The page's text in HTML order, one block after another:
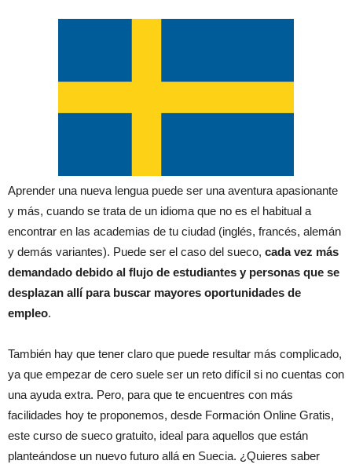
Aprender una nueva lengua puede ser una aventura apasionante
y más, cuando se trata de un idioma que no es el habitual a
encontrar en las academias de tu ciudad (inglés, francés, alemán
y demás variantes). Puede ser el caso del sueco, cada vez más
demandado debido al flujo de estudiantes y personas que se
desplazan allí para buscar mayores oportunidades de
empleo.
También hay que tener claro que puede resultar más complicado,
ya que empezar de cero suele ser un reto difícil si no cuentas con
una ayuda extra. Pero, para que te encuentres con más
facilidades hoy te proponemos, desde Formación Online Gratis,
este curso de sueco gratuito, ideal para aquellos que están
planteándose un nuevo futuro allá en Suecia. ¿Quieres saber